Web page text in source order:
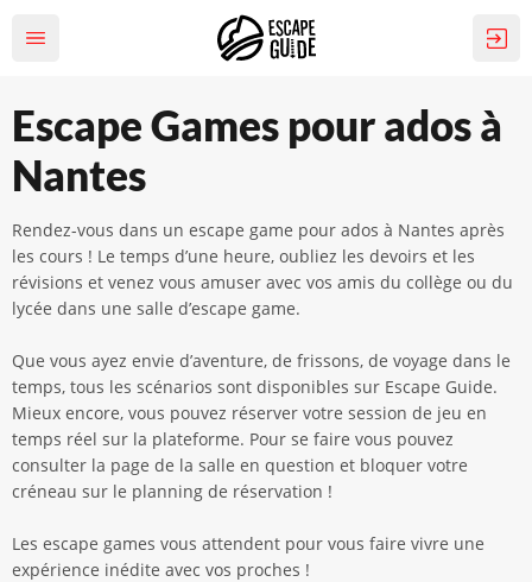
Escape Games pour ados à
Nantes
Rendez-vous dans un escape game pour ados à Nantes après
les cours ! Le temps d’une heure, oubliez les devoirs et les
révisions et venez vous amuser avec vos amis du collège ou du
lycée dans une salle d’escape game.
Que vous ayez envie d’aventure, de frissons, de voyage dans le
temps, tous les scénarios sont disponibles sur Escape Guide.
Mieux encore, vous pouvez réserver votre session de jeu en
temps réel sur la plateforme. Pour se faire vous pouvez
consulter la page de la salle en question et bloquer votre
créneau sur le planning de réservation !
Les escape games vous attendent pour vous faire vivre une
expérience inédite avec vos proches !